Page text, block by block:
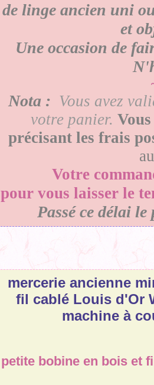
de linge ancien uni
et
Une occasion de
Nota : Vous avez
votre panier.
précisant les frais
Votre
pour vous laisser le
Passé ce délai
mercerie ancienne
fil cablé Louis d'Or
machine à
petite bobine en bois et